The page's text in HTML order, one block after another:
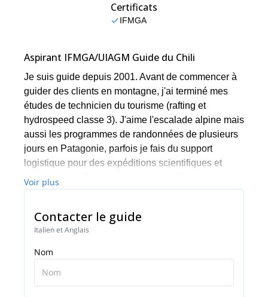
Certificats
IFMGA
Aspirant IFMGA/UIAGM Guide du Chili
Je suis guide depuis 2001. Avant de commencer à
guider des clients en montagne, j'ai terminé mes
études de technicien du tourisme (rafting et
hydrospeed classe 3). J'aime l'escalade alpine mais
aussi les programmes de randonnées de plusieurs
jours en Patagonie, parfois je fais du support
logistique pour des expéditions scientifiques et
aussi du contrôle d'avalanche avec Gazex,
Avalancheur, Helibombing dans des zones
La cascade de glace dans les Andes centrales
septembre, tout comme l'escalade dans le Cajón
del Maipo, de nombreux sommets de 4000-5000
Voir plus
Contacter le guide
Italien et Anglais
Nom